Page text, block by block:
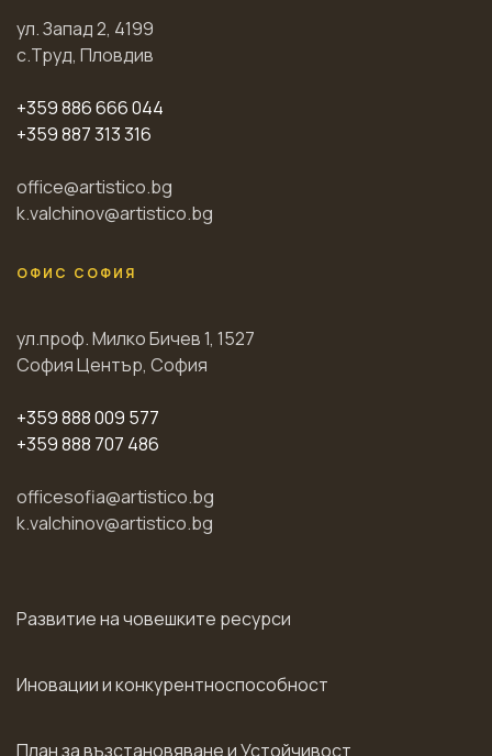
ул. Запад 2, 4199
с.Труд, Пловдив
+359 886 666 044
+359 887 313 316
office@artistico.bg
k.valchinov@artistico.bg
ОФИС СОФИЯ
ул.проф. Милко Бичев 1, 1527
София Център, София
+359 888 009 577
+359 888 707 486
officesofia@artistico.bg
k.valchinov@artistico.bg
Развитие на човешките ресурси
Иновации и конкурентноспособност
План за възстановяване и Устойчивост